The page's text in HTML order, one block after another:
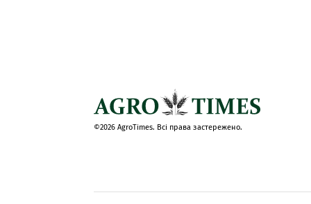
©2026 AgroTimes. Всі права застережено.